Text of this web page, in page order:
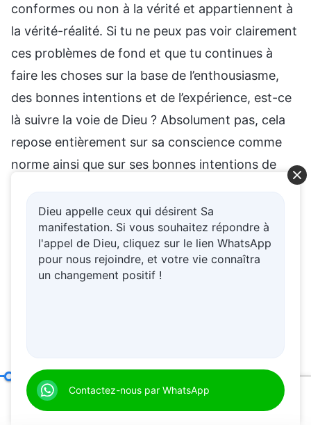
conformes ou non à la vérité et appartiennent à
la vérité-réalité. Si tu ne peux pas voir clairement
ces problèmes de fond et que tu continues à
faire les choses sur la base de l’enthousiasme,
des bonnes intentions et de l’expérience, est-ce
là suivre la voie de Dieu ? Absolument pas, cela
repose entièrement sur sa conscience comme
norme ainsi que sur ses bonnes intentions de
faire les choses. C’est faire les choses selon ses
notions et son imagination. De telles personnes
manquent de compréhension spirituelle. Ce sont
des personnes qui ne comprennent pas la vérité.
Les personnes qui ne peuvent pas voir
La douleur cessera et les larmes s'arrêteront.
Dieu appelle ceux qui désirent Sa
manifestation. Si vous souhaitez répondre à
l'appel de Dieu, cliquez sur le lien WhatsApp
pour nous rejoindre, et votre vie connaîtra
un changement positif !
Contactez-nous par WhatsApp